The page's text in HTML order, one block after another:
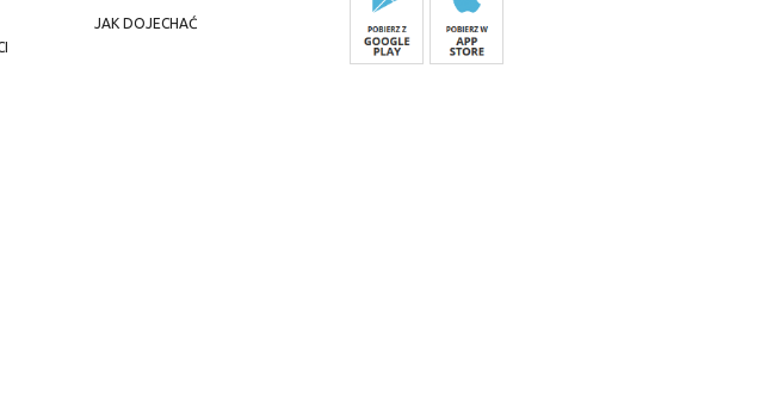
JAK DOJECHAĆ